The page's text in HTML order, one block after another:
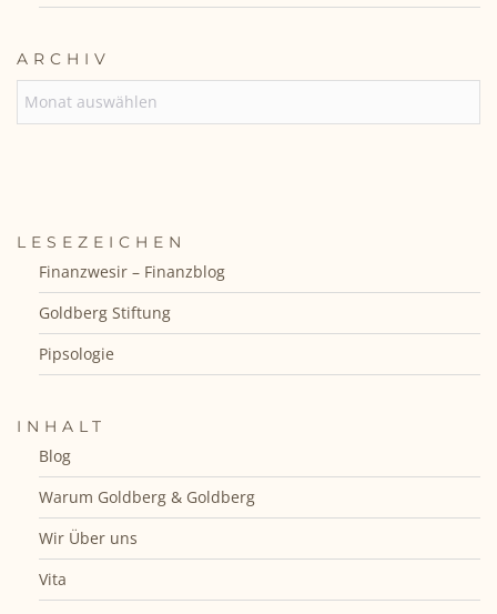
ARCHIV
LESEZEICHEN
Finanzwesir – Finanzblog
Goldberg Stiftung
Pipsologie
INHALT
Blog
Warum Goldberg & Goldberg
Wir Über uns
Vita